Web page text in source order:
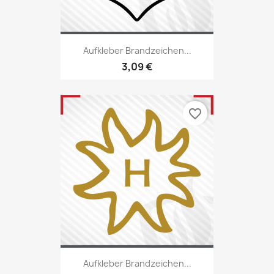
Aufkleber Brandzeichen...
3,09 €
Aufkleber Brandzeichen...
favorite_border